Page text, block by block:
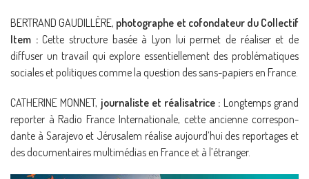
BERTRAND GAUDILLÈRE, photographe et cofondateur du Collectif
Item : Cette structure basée à Lyon lui permet de réaliser et de
diffuser un travail qui explore essentiellement des problé­matiques
sociales et politiques comme la question des sans-papiers en France.
CATHERINE MONNET, journaliste et réalisatrice : Longtemps grand
reporter à Radio France Internationale, cette ancienne correspon­
dante à Sarajevo et Jérusalem réalise aujourd’hui des repor­tages et
des documentaires multimédias en France et à l’étranger.